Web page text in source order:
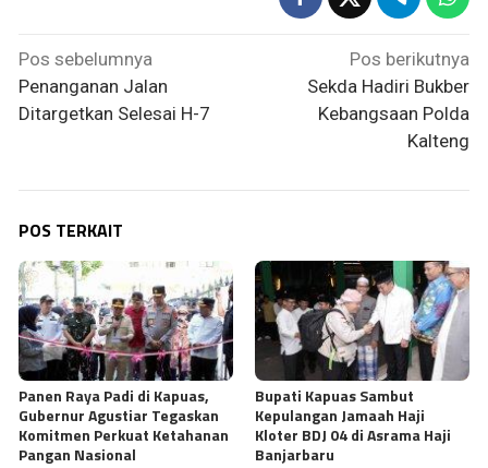
Navigasi
pos
Pos sebelumnya
Penanganan Jalan
Ditargetkan Selesai H-7
Pos berikutnya
Sekda Hadiri Bukber
Kebangsaan Polda
Kalteng
POS TERKAIT
Panen Raya Padi di Kapuas,
Gubernur Agustiar Tegaskan
Komitmen Perkuat Ketahanan
Pangan Nasional
Bupati Kapuas Sambut
Kepulangan Jamaah Haji
Kloter BDJ 04 di Asrama Haji
Banjarbaru